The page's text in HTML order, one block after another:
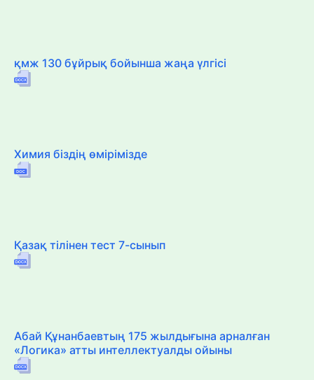
қмж 130 бұйрық бойынша жаңа үлгісі
Химия біздің өмірімізде
Қазақ тілінен тест 7-сынып
Абай Құнанбаевтың 175 жылдығына арналған
«Логика» атты интеллектуалды ойыны